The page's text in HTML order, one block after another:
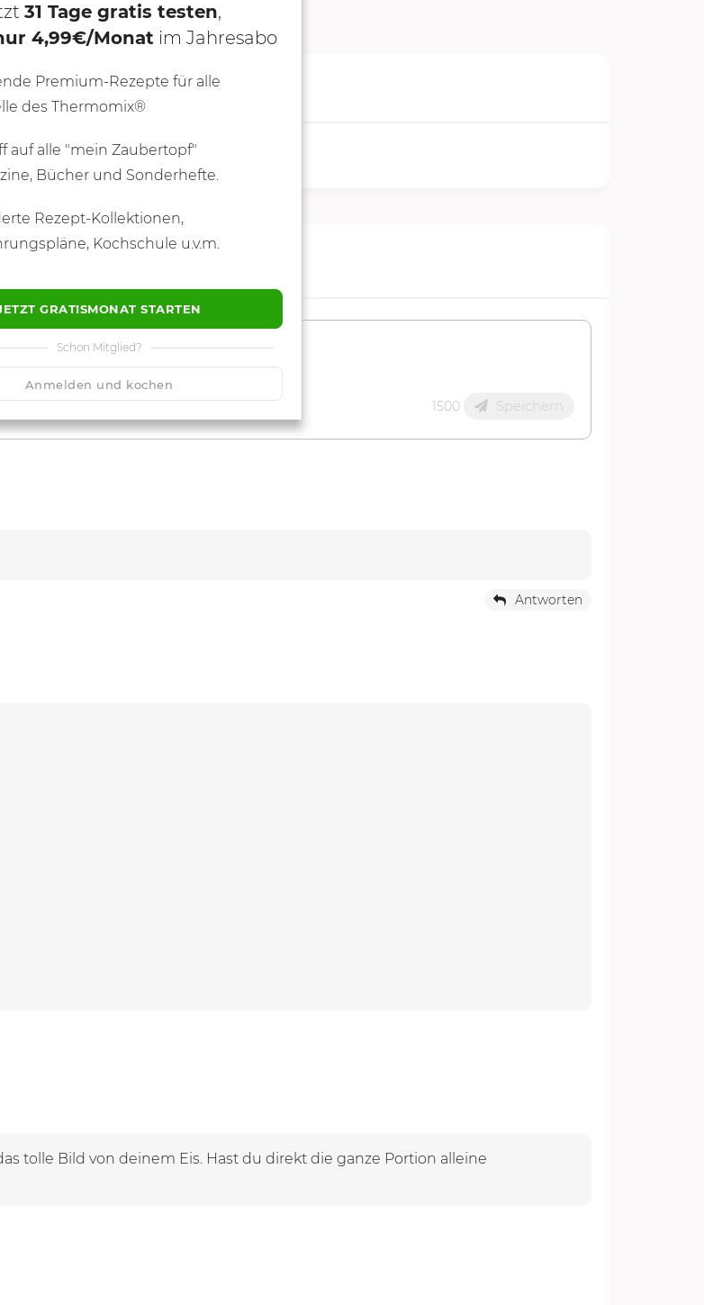
SCHREIBE NEUE NOTIZ
31 Tage gratis testen,
4,99€/Monat im Jahresabo
Premium-Rezepte für alle
des Thermomix®
auf alle "mein Zaubertopf"
Bücher und Sonderhefte.
Rezept-Kollektionen,
Kochschule u.v.m.
GRATISMONAT STARTEN
Schon Mitglied?
Anmelden und kochen
1500 Speichern
Antworten
tolle Bild von deinem Eis. Hast du direkt die ganze Portion alleine